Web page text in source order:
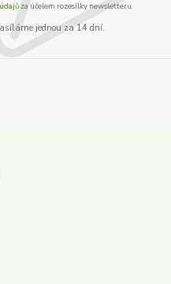
za účelem rozesílky newsletteru.
jednou za 14 dní.